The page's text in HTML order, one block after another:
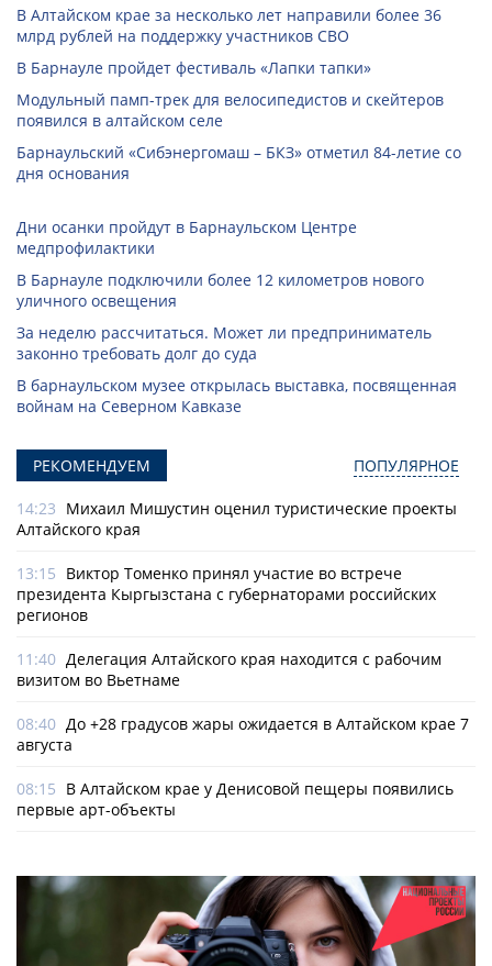
В Алтайском крае за несколько лет направили более 36
млрд рублей на поддержку участников СВО
В Барнауле пройдет фестиваль «Лапки тапки»
Модульный памп-трек для велосипедистов и скейтеров
появился в алтайском селе
Барнаульский «Сибэнергомаш – БКЗ» отметил 84-летие со
дня основания
Дни осанки пройдут в Барнаульском Центре
медпрофилактики
В Барнауле подключили более 12 километров нового
уличного освещения
За неделю рассчитаться. Может ли предприниматель
законно требовать долг до суда
В барнаульском музее открылась выставка, посвященная
войнам на Северном Кавказе
РЕКОМЕНДУЕМ ПОПУЛЯРНОЕ
14:23 Михаил Мишустин оценил туристические проекты
Алтайского края
13:15 Виктор Томенко принял участие во встрече
президента Кыргызстана с губернаторами российских
регионов
11:40 Делегация Алтайского края находится с рабочим
визитом во Вьетнаме
08:40 До +28 градусов жары ожидается в Алтайском крае 7
августа
08:15 В Алтайском крае у Денисовой пещеры появились
первые арт-объекты